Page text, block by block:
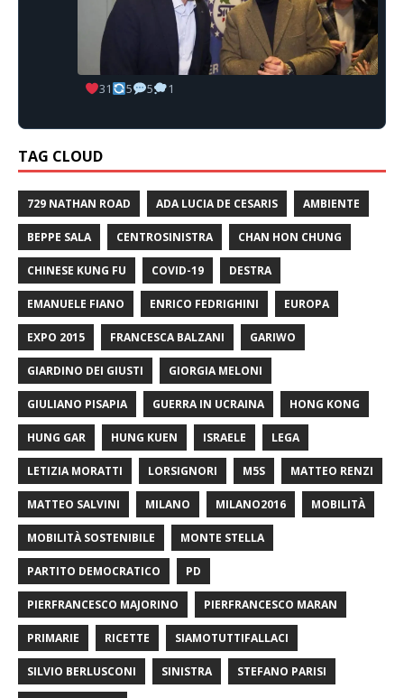
31 5 5 1
TAG CLOUD
729 NATHAN ROAD ADA LUCIA DE CESARIS AMBIENTE
BEPPE SALA CENTROSINISTRA CHAN HON CHUNG
CHINESE KUNG FU COVID-19 DESTRA
EMANUELE FIANO ENRICO FEDRIGHINI EUROPA
EXPO 2015 FRANCESCA BALZANI GARIWO
GIARDINO DEI GIUSTI GIORGIA MELONI
GIULIANO PISAPIA GUERRA IN UCRAINA HONG KONG
HUNG GAR HUNG KUEN ISRAELE LEGA
LETIZIA MORATTI LORSIGNORI M5S MATTEO RENZI
MATTEO SALVINI MILANO MILANO2016 MOBILITÀ
MOBILITÀ SOSTENIBILE MONTE STELLA
PARTITO DEMOCRATICO PD
PIERFRANCESCO MAJORINO PIERFRANCESCO MARAN
PRIMARIE RICETTE SIAMOTUTTIFALLACI
SILVIO BERLUSCONI SINISTRA STEFANO PARISI